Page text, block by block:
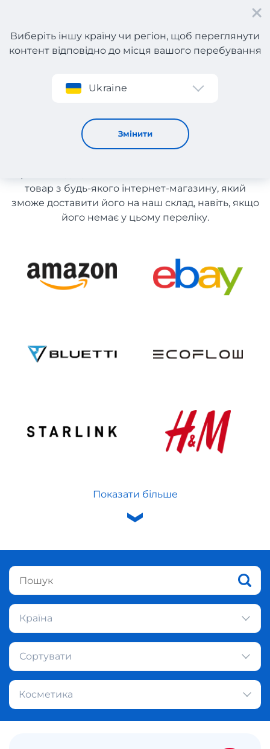
Реєстрація
Виберіть іншу країну чи регіон, щоб переглянути
контент відповідно до місця вашого перебування
Ukraine
Змінити
Косметика
Косметика і парфумерія
товар з будь-якого інтернет-магазину, який
зможе доставити його на наш склад, навіть, якщо
його немає у цьому переліку.
Показати більше
Країна
Сортувати
Косметика